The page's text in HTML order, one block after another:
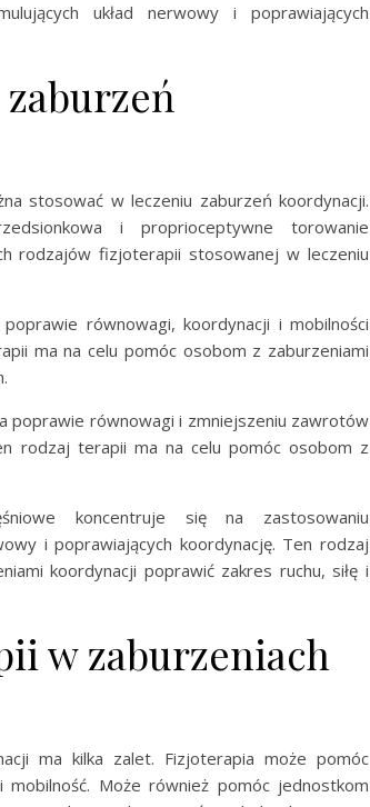
układ nerwowy i poprawiających
stosować w leczeniu zaburzeń koordynacji.
i proprioceptywne torowanie
rodzajów fizjoterapii stosowanej w leczeniu
równowagi, koordynacji i mobilności
ma na celu pomóc osobom z zaburzeniami
poprawie równowagi i zmniejszeniu zawrotów
rodzaj terapii ma na celu pomóc osobom z
koncentruje się na zastosowaniu
i poprawiających koordynację. Ten rodzaj
koordynacji poprawić zakres ruchu, siłę i
w zaburzeniach
ma kilka zalet. Fizjoterapia może pomóc
Może również pomóc jednostkom